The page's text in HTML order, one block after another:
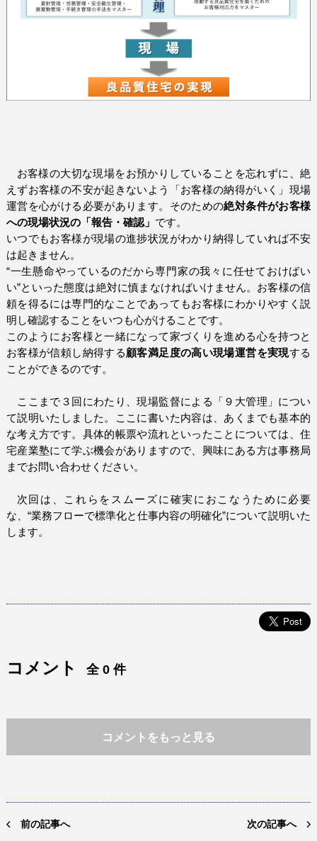
お客様の大切な現場をお預かりしていることを忘れずに、絶
えずお客様の不安が起きないよう「お客様の納得がいく」現場
運営を心がける必要があります。そのための絶対条件がお客様
への現場状況の「報告・確認」 です。
いつでもお客様が現場の進捗状況がわかり納得していれば不安
は起きません。
“一生懸命やっているのだから専門家の我々に任せておけばい
い”といった態度は絶対に慎まなければいけません。お客様の信
頼を得るには専門的なことであってもお客様にわかりやすく説
明し確認することをいつも心がけることです。
このようにお客様と一緒になって家づくりを進める心を持つと
お客様が信頼し納得する顧客満足度の高い現場運営を実現する
ことができるのです。
ここまで３回にわたり、現場監督による「９大管理」につい
て説明いたしました。ここに書いた内容は、あくまでも基本的
な考え方です。具体的帳票や流れといったことについては、住
宅産業塾にて学ぶ機会がありますので、興味にある方は事務局
までお問い合わせください。
次回は、これらをスムーズに確実におこなうために必要
な、“業務フローで標準化と仕事内容の明確化”について説明いた
します。
コメント 全 0 件
コメントをもっと見る
前の記事へ 次の記事へ